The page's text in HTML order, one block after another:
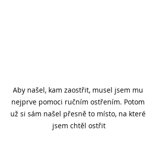
Aby našel, kam zaostřit, musel jsem mu
nejprve pomoci ručním ostřením. Potom
už si sám našel přesně to místo, na které
jsem chtěl ostřit